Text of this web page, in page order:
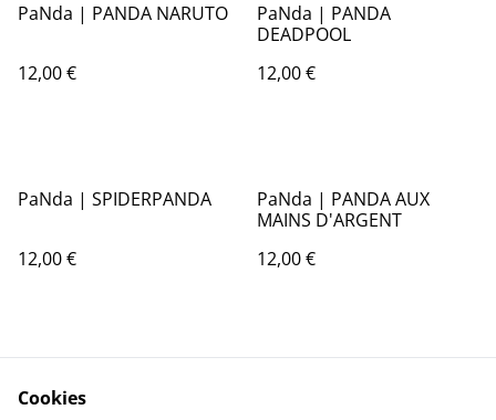
PaNda | PANDA NARUTO
12,00 €
PaNda | PANDA
DEADPOOL
12,00 €
PaNda | SPIDERPANDA
12,00 €
PaNda | PANDA AUX
MAINS D'ARGENT
12,00 €
Cookies